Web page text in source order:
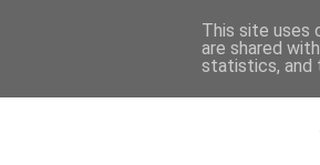
This site uses
are shared
statistics, and